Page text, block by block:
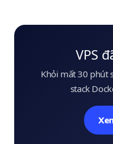
VPS
Khỏi mất 30 phút
stack